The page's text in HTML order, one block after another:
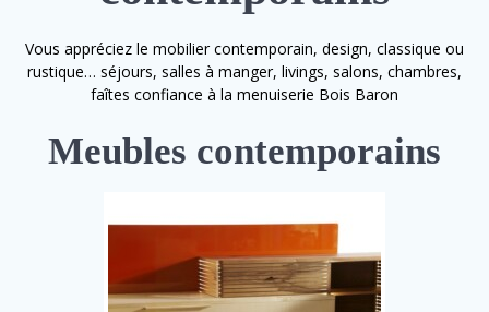
Vous appréciez le mobilier contemporain, design, classique ou
rustique… séjours, salles à manger, livings, salons, chambres,
faîtes confiance à la menuiserie Bois Baron
Meubles contemporains